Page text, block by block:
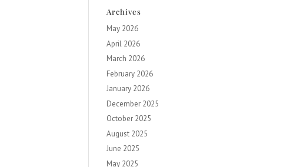
Archives
May 2026
April 2026
March 2026
February 2026
January 2026
December 2025
October 2025
August 2025
June 2025
May 2025